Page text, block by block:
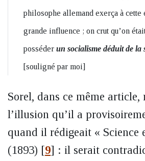
philosophe allemand exerça à cette
grande influence ; on crut qu’on
posséder un socialisme déduit de la
[souligné par moi]
Sorel, dans ce même
l’illusion qu’il a
quand il rédigeait « Science
(1893) [9] : il serait